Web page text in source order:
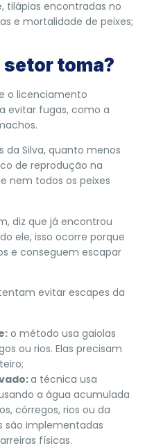
tilápias encontradas no
e mortalidade de peixes;
setor toma?
o licenciamento
evitar fugas, como a
.
da Silva, quanto menos
de reprodução na
nem todos os peixes
diz que já encontrou
ele, isso ocorre porque
e conseguem escapar
evitar escapes da
o método usa gaiolas
ou rios. Elas precisam
a técnica usa
a água acumulada
córregos, rios ou da
são implementadas
físicas.